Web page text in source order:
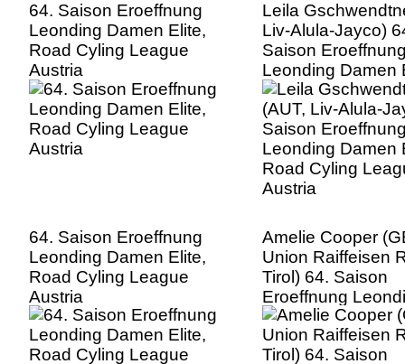
64. Saison Eroeffnung
Leonding Damen Elite,
Road Cyling League
Austria
Leila
Liv-Alula-Jayco)
Saison
Leonding Damen
Road Cyling
Austria
64. Saison Eroeffnung
Leonding Damen Elite,
Road Cyling League
Austria
Amelie Cooper
Union Raiffeisen
Tirol) 64. Saison
Eroeffnung
Damen Elite,
League Austria